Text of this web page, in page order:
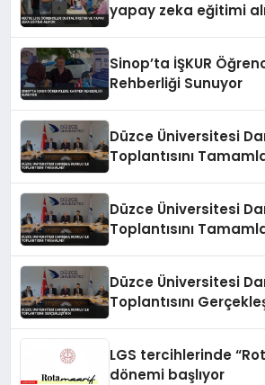
yapay zeka eğitimi
Sinop’ta İŞKUR
Rehberliği Sunuyor
Düzce Üniversitesi
Toplantısını
Düzce Üniversitesi
Toplantısını
Düzce Üniversitesi
Toplantısını
LGS tercihlerinde
dönemi başlıyor